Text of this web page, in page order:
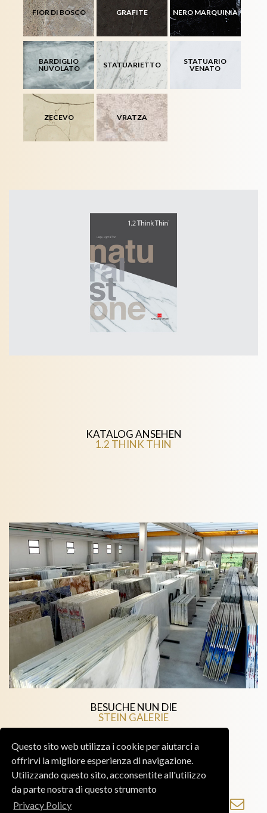
Questo sito web utilizza i cookie per aiutarci a
offrirvi la migliore esperienza di navigazione.
Utilizzando questo sito, acconsentite all'utilizzo
da parte nostra di questo strumento
Privacy Policy
FIOR DI BOSCO GRAFITE NERO MARQUINIA
BARDIGLIO
NUVOLATO
STATUARIETTO
STATUARIO
VENATO
ZECEVO VRATZA
KATALOG ANSEHEN
1.2 THINK THIN
BESUCHE NUN DIE
STEIN GALERIE
inspirieren!